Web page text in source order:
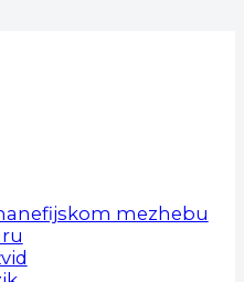
mezhebu